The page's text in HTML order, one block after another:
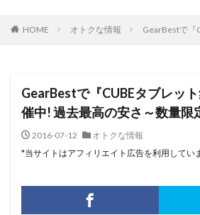
HOME オトクな情報 GearBestで『
GearBestで『CUBEタブレッ
催中! 過去最高の安さ～数量限
2016-07-12
オトクな情報
*当サイトはアフィリエイト広告を利用してい